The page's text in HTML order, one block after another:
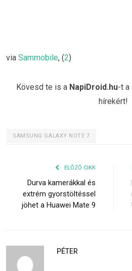
via Sammobile, (2)
Kövesd te is a NapiDroid.hu-t a
hírekért!
SAMSUNG GALAXY NOTE 7
ELŐZŐ CIKK
Durva kamerákkal és
extrém gyorstöltéssel
jöhet a Huawei Mate 9
PÉTER